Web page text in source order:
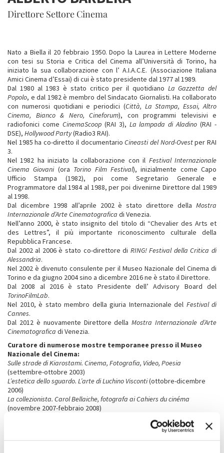
Direttore Settore Cinema
Nato a Biella il 20 febbraio 1950. Dopo la Laurea in Lettere Moderne
con tesi su Storia e Critica del Cinema all’Università di Torino, ha
iniziato la sua collaborazione con l’ A.I.A.C.E. (Associazione Italiana
Amici Cinema d’Essai) di cui è stato presidente dal 1977 al 1989.
Dal 1980 al 1983 è stato critico per il quotidiano La Gazzetta del
Popolo, e dal 1982 è membro del Sindacato Giornalisti. Ha collaborato
con numerosi quotidiani e periodici (Città, La Stampa, Essai, Altro
Cinema, Bianco & Nero, Cineforum), con programmi televisivi e
radiofonici come CinemaScoop(RAI 3), La lampada di Aladino (RAI -
DSE), Hollywood Party(Radio3 RAI).
Nel 1985 ha co-diretto il documentarioCineasti del Nord-Ovestper RAI
3.
Nel 1982 ha iniziato la collaborazione con il Festival Internazionale
Cinema Giovani(ora Torino Film Festival), inizialmente come Capo
Ufficio Stampa (1982), poi come Segretario Generale e
Programmatore dal 1984 al 1988, per poi divenirne Direttore dal 1989
al 1998.
Dal dicembre 1998 all’aprile 2002 è stato direttore della Mostra
Internazionale d’Arte Cinematografica di Venezia.
Nell’anno 2000, è stato insignito del titolo di “Chevalier des Arts et
des Lettres”, il più importante riconoscimento culturale della
Repubblica Francese.
Dal 2002 al 2006 è stato co-direttore di RING! Festival della Critica di
Alessandria.
Nel 2002 è divenuto consulente per il Museo Nazionale del Cinema di
Torino e da giugno 2004 sino a dicembre 2016 ne è stato il Direttore.
Dal 2008 al 2016 è stato Presidente dell’ Advisory Board del
TorinoFilmLab.
Nel 2010, è stato membro della giuria Internazionale del Festival di
Cannes.
Dal 2012 è nuovamente Direttore dellaMostra Internazionale d’Arte
Cinematografica di Venezia.
Curatore di numerose mostre temporanee presso il Museo
Nazionale del Cinema:
Sulle strade di Kiarostami. Cinema, Fotografia, Video, Poesia
(settembre-ottobre 2003)
L’estetica dello sguardo. L’arte di Luchino Visconti(ottobre-dicembre
2006)
La collezionista. Carol Bellaiche, fotografa ai Cahiers du cinéma
(novembre 2007-febbraio 2008)
(settembre-dicembre 2008)